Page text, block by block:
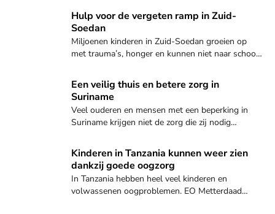
noodhulp.
Hulp voor de vergeten ramp in Zuid-
Soedan
Miljoenen kinderen in Zuid-Soedan groeien op
met trauma’s, honger en kunnen niet naar school.
Ontdek hoe jij kunt helpen!
Een veilig thuis en betere zorg in
Suriname
Veel ouderen en mensen met een beperking in
Suriname krijgen niet de zorg die zij nodig
Ontdek hoe jij kunt helpen!
Kinderen in Tanzania kunnen weer zien
dankzij goede oogzorg
In Tanzania hebben heel veel kinderen en
volwassenen oogproblemen. EO Metterdaad